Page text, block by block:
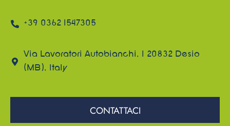
+39 0362 1547305
Via Lavoratori Autobianchi, 1 20832 Desio
(MB), Italy
CONTATTACI